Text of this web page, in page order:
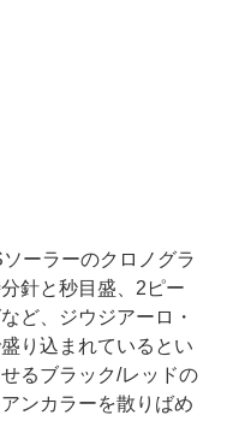
ーラーのクロノグラ
針と秒目盛、2ピー
ど、ジウジアーロ・
り込まれているとい
るブラック/レッドの
ンカラーを散りばめ